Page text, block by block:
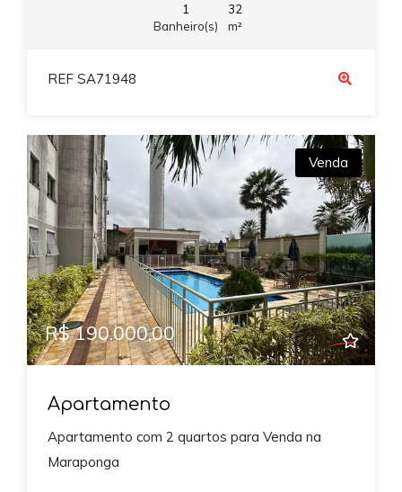
1
Banheiro(s)
32
m²
REF SA71948
Venda
R$ 190.000,00
Apartamento
Apartamento com 2 quartos para Venda na
Maraponga